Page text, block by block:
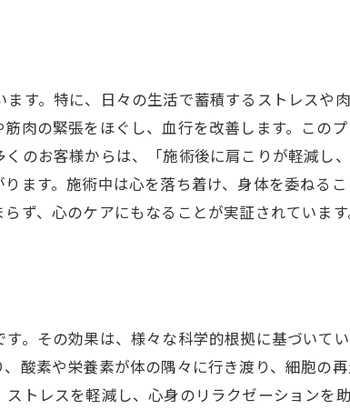
す。特に、日々の生活で蓄積するストレスや
肉の緊張をほぐし、血行を改善します。この
のお客様からは、「施術後に肩こりが軽減し
ます。施術中は心を落ち着け、身体を委ねる
ず、心のケアにもなることが実証されています
。その効果は、様々な科学的根拠に基づいて
酸素や栄養素が体の隅々に行き渡り、細胞の
トレスを軽減し、心身のリラクゼーションを